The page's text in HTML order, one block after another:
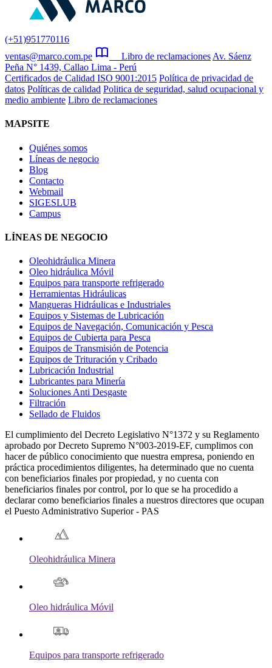
(+51)951770116
ventas@marco.com.pe
Libro de reclamaciones Av. Sáenz
Peña N° 1439, Callao Lima - Perú
Certificados de Calidad ISO 9001:2015 Política de privacidad de
datos Políticas de calidad Politica de seguridad, salud ocupacional y
medio ambiente Libro de reclamaciones
MAPSITE
Quiénes somos
Líneas de negocio
Blog
Contacto
Webmail
SIGESLUB
Campus
LÍNEAS DE NEGOCIO
Oleohidráulica Minera
Oleo hidráulica Móvil
Equipos para transporte refrigerado
Herramientas Hidráulicas
Mangueras Hidráulicas e Industriales
Equipos y Sistemas de Lubricación
Equipos de Navegación, Comunicación y Pesca
Equipos de Cubierta para Pesca
Equipos de Transmisión de Potencia
Equipos de Trituración y Cribado
Lubricación Industrial
Lubricantes para Minería
Soluciones Anti Desgaste
Filtración
Sellado de Fluidos
El cumplimiento del Decreto Legislativo N°1372 y su Reglamento
aprobado por Decreto Supremo N°003-2019-EF, cumplimos con
hacer de público conocimiento que nuestra empresa, poniendo en
práctica procedimientos diligentes, ha determinado que no cuenta
con beneficiarios finales por propiedad, y no cuenta con
beneficiarios finales por control, por lo que se ha procedido a
declarar como beneficiarios finales a nuestros directores que ocupan
el Puesto Administrativo Superior - PAS
Oleohidráulica Minera
Oleo hidráulica Móvil
Equipos para transporte refrigerado